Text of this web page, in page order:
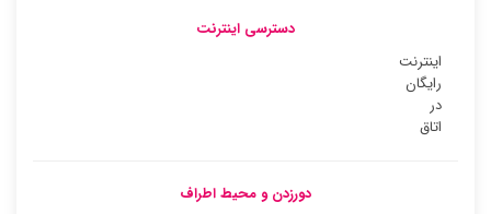
دسترسی اینترنت
اینترنت
رایگان
در
اتاق
دورزدن و محیط اطراف